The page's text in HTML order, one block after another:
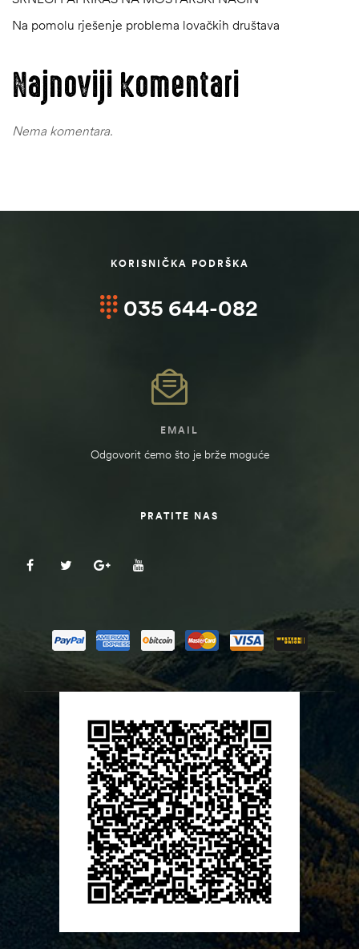
Na pomolu rješenje problema lovačkih društava
Najnoviji komentari
Nema komentara.
KORISNIČKA PODRŠKA
035 644-082
EMAIL
Odgovorit ćemo što je brže moguće
PRATITE NAS